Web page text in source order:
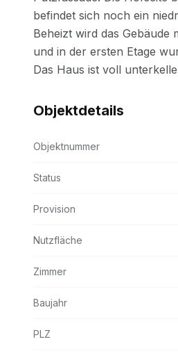
Objektdetails
Objektnummer
Status
Provision
Nutzfläche
Zimmer
Baujahr
PLZ